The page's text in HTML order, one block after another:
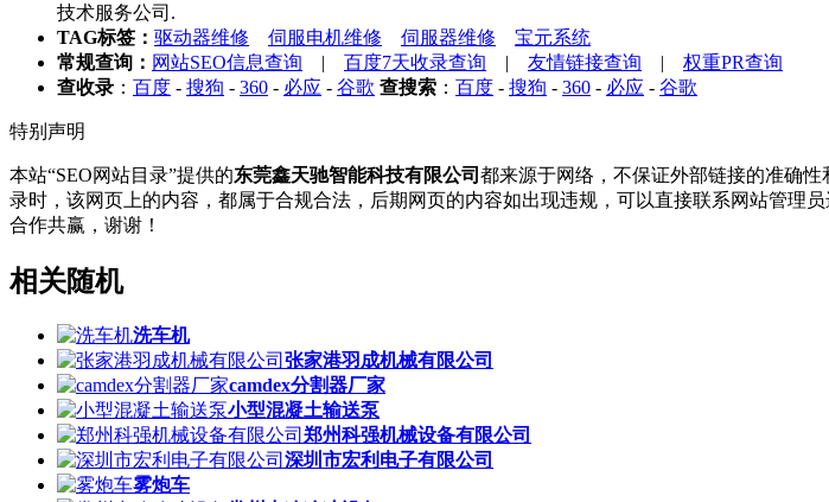
技术服务公司.
TAG标签： 驱动器维修 伺服电机维修 伺服器维修
宝元系统
常规查询： 网站SEO信息查询 | 百度7天收录查询 | 友情链接查询 | 权重PR查询
查收录 ： 百度 - 搜狗 - 360 - 必应 - 谷歌 查搜索 ： 百度 - 搜狗 - 360 - 必应 - 谷歌
特别声明
本站“SEO网站目录”提供的东莞鑫天驰智能科技有限公司 都来源于网络，不保证外部链接的准确性
录时，该网页上的内容，都属于合规合法，后期网页的内容如出现违规，可以直接联系网站管理
合作共赢，谢谢！
相关随机
洗车机
张家港羽成机械有限公司
camdex分割器厂家
小型混凝土输送泵
郑州科强机械设备有限公司
深圳市宏利电子有限公司
雾炮车